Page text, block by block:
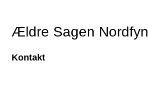
Ældre Sagen Nordfyn
Kontakt